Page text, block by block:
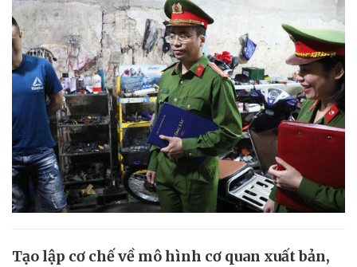
Tạo lập cơ chế về mô hình cơ quan xuất bản,